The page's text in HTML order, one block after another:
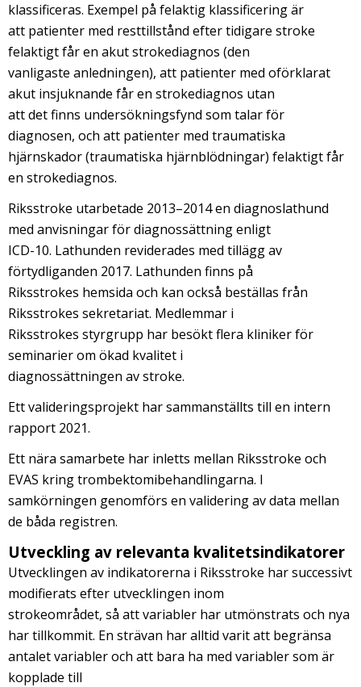
klassificeras. Exempel på felaktig klassificering är
att patienter med resttillstånd efter tidigare stroke
felaktigt får en akut strokediagnos (den
vanligaste anledningen), att patienter med oförklarat
akut insjuknande får en strokediagnos utan
att det finns undersökningsfynd som talar för
diagnosen, och att patienter med traumatiska
hjärnskador (traumatiska hjärnblödningar) felaktigt får
en strokediagnos.
Riksstroke utarbetade 2013–2014 en diagnoslathund
med anvisningar för diagnossättning enligt
ICD-10. Lathunden reviderades med tillägg av
förtydliganden 2017. Lathunden finns på
Riksstrokes hemsida och kan också beställas från
Riksstrokes sekretariat. Medlemmar i
Riksstrokes styrgrupp har besökt flera kliniker för
seminarier om ökad kvalitet i
diagnossättningen av stroke.
Ett valideringsprojekt har sammanställts till en intern
rapport 2021.
Ett nära samarbete har inletts mellan Riksstroke och
EVAS kring trombektomibehandlingarna. I
samkörningen genomförs en validering av data mellan
de båda registren.
Utveckling av relevanta kvalitetsindikatorer
Utvecklingen av indikatorerna i Riksstroke har successivt
modifierats efter utvecklingen inom
strokeområdet, så att variabler har utmönstrats och nya
har tillkommit. En strävan har alltid varit att begränsa
antalet variabler och att bara ha med variabler som är
kopplade till